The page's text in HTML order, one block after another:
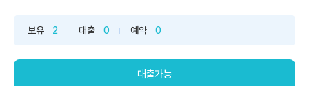
하는지는 모른다. 국민연금은 불안하고, 부동산은 부담스럽
보유 2 대출 0 예약 0
대출가능